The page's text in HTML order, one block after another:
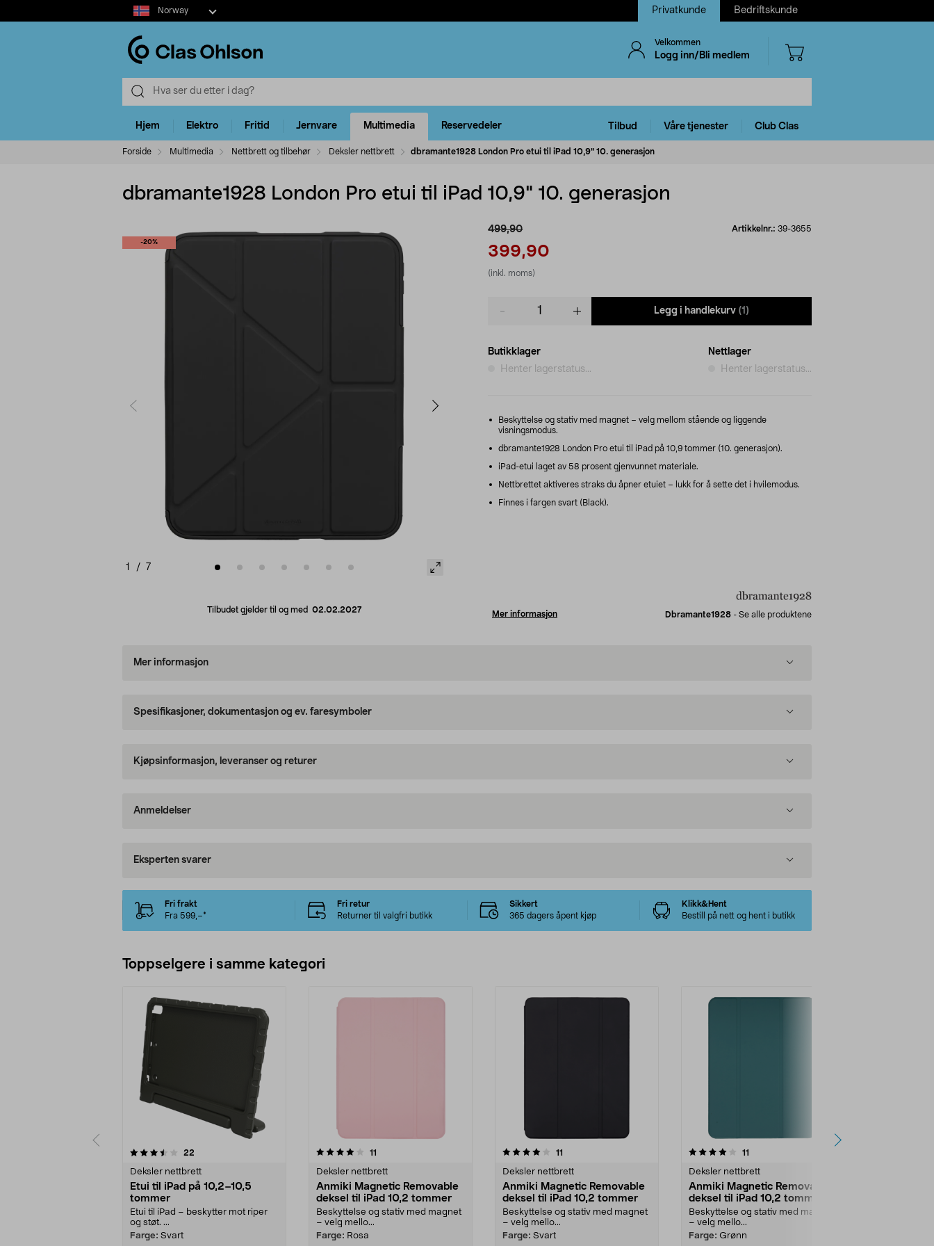
Select
market
Norway Privatkunde Bedriftskunde
Velkommen
Logg inn/Bli medlem
Hjem Elektro Fritid Jernvare Multimedia Reservedeler Tilbud Våre tjenester Club Clas
Forside Multimedia Nettbrett og tilbehør Deksler nettbrett dbramante1928 London Pro etui til iPad 10,9" 10. generasjon
dbramante1928 London Pro etui til iPad 10,9" 10. generasjon
-20%
1 / 7
Tilbudet gjelder til og med 02.02.2027
499,90
399,90
(inkl. moms)
Artikkelnr.: 39-3655
Legg i handlekurv (1)
Butikklager
Henter lagerstatus...
Nettlager
Henter lagerstatus...
Beskyttelse og stativ med magnet – velg mellom stående og liggende
visningsmodus.
dbramante1928 London Pro etui til iPad på 10,9 tommer (10. generasjon).
iPad-etui laget av 58 prosent gjenvunnet materiale.
Nettbrettet aktiveres straks du åpner etuiet – lukk for å sette det i hvilemodus.
Finnes i fargen svart (Black).
Mer informasjon Dbramante1928 - Se alle produktene
Mer informasjon
Spesifikasjoner, dokumentasjon og ev. faresymboler
Kjøpsinformasjon, leveranser og returer
Anmeldelser
Eksperten svarer
Fri frakt
Fra 599,–*
Fri retur
Returner til valgfri butikk
Sikkert
365 dagers åpent kjøp
Klikk&Hent
Bestill på nett og hent i butikk
Toppselgere i samme kategori
22
Deksler nettbrett
Etui til iPad på 10,2–10,5
tommer
Etui til iPad – beskytter mot riper
og støt. ...
Farge: Svart
4.0 av 5 stjerner 11
Deksler nettbrett
Anmiki Magnetic Removable
deksel til iPad 10,2 tommer
Beskyttelse og stativ med magnet
– velg mello...
Farge: Rosa
4.0 av 5 stjerner 11
Deksler nettbrett
Anmiki Magnetic Removable
deksel til iPad 10,2 tommer
Beskyttelse og stativ med magnet
– velg mello...
Farge: Svart
4.0 av 5 stjerner 11
Deksler nettbrett
Anmiki Magnetic Removable
deksel til iPad 10,2 tommer
Beskyttelse og stativ med magnet
– velg mello...
Farge: Grønn
3.5 av 5 stjerner